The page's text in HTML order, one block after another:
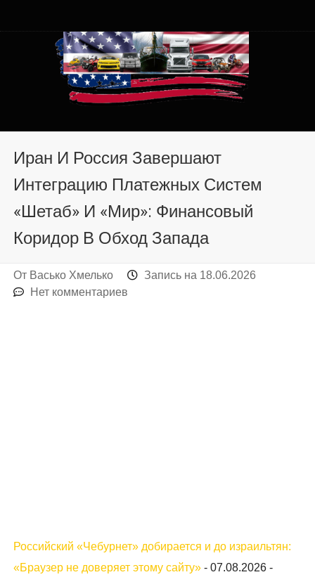
Хмельницком от auto.km.ua
Иран И Россия Завершают
Интеграцию Платежных Систем
«Шетаб» И «Мир»: Финансовый
Коридор В Обход Запада
От Васько Хмелько Запись на 18.06.2026
Нет комментариев
Российский «Чебурнет» добирается и до израильтян:
«Браузер не доверяет этому сайту» -07.08.2026 -